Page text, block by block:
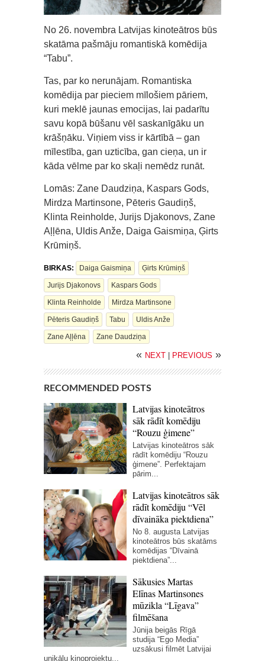
No 26. novembra Latvijas kinoteātros būs
skatāma pašmāju romantiskā komēdija
“Tabu”.
Tas, par ko nerunājam. Romantiska
komēdija par pieciem mīlošiem pāriem,
kuri meklē jaunas emocijas, lai padarītu
savu kopā būšanu vēl saskanīgāku un
krāšņāku. Viņiem viss ir kārtībā – gan
mīlestība, gan uzticība, gan cieņa, un ir
kāda vēlme par ko skaļi nemēdz runāt.
Lomās: Zane Daudziņa, Kaspars Gods,
Mirdza Martinsone, Pēteris Gaudiņš,
Klinta Reinholde, Jurijs Djakonovs, Zane
Aļļēna, Uldis Anže, Daiga Gaismiņa, Ģirts
Krūmiņš.
BIRKAS: Daiga Gaismiņa Ģirts Krūmiņš
Jurijs Djakonovs Kaspars Gods
Klinta Reinholde Mirdza Martinsone
Pēteris Gaudiņš Tabu Uldis Anže
Zane Aļļēna Zane Daudziņa
« NEXT PREVIOUS »
RECOMMENDED POSTS
Latvijas kinoteātros
sāk rādīt komēdiju
“Rouzu ģimene”
Latvijas kinoteātros sāk
rādīt komēdiju “Rouzu
ģimene”. Perfektajam
pārim...
Latvijas kinoteātros sāk
rādīt komēdiju “Vēl
dīvaināka piektdiena”
No 8. augusta Latvijas
kinoteātros būs skatāms
komēdijas “Dīvainā
piektdiena”...
Sākusies Martas
Elīnas Martinsones
mūzikla “Līgava”
filmēšana
Jūnija beigās Rīgā
studija “Ego Media”
uzsākusi filmēt Latvijai
unikālu kinoprojektu...